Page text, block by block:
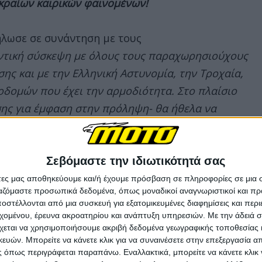
Σεβόμαστε την ιδιωτικότητά σας
μας αποθηκεύουμε και/ή έχουμε πρόσβαση σε πληροφορίες σε
προσωπικά δεδομένα, όπως μοναδικοί αναγνωριστικοί και
από μια συσκευή για εξατομικευμένες διαφημίσεις και
έρευνα ακροατηρίου και ανάπτυξη υπηρεσιών. Με την άδειά
να χρησιμοποιήσουμε ακριβή δεδομένα γεωγραφικής τοποθεσίας
Μπορείτε να κάνετε κλικ για να συναινέσετε στην επεξεργασία
περιγράφεται παραπάνω. Εναλλακτικά, μπορείτε να κάνετε κλικ
καιρικών φαινομένων!
σε συνάντηση με τους
σύσκεψη με όλους τους παραχωρησιούχους
και με την Ελληνική Αστυνομία, την Τροχαία,
που έχει την αρμοδιότητα. Στο πλαίσιο
για έμφαση στην πρόληψη- θα ήθελα να
μετακινήσεων, αν και εφόσον
ώστε να αποφύγουμε εικόνες και προβλήματα
Δηλαδή, αν υπάρχουν στοιχεία από τους
είναι να μην ταλαιπωρούμε τον κόσμο και να
ώστε να μη βγει στις εθνικές οδούς, στους